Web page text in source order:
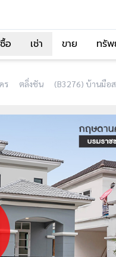
ซื้อ
เช่า ขาย ทรัพ
ร ตลิ่งชัน